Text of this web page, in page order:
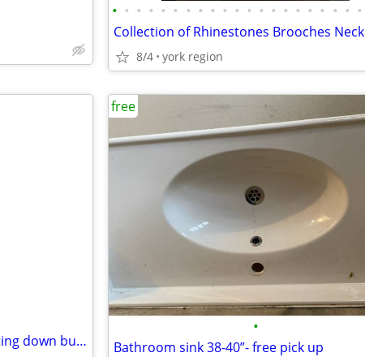
• • • • • • • • • • • • • • • • • • • • •
8/4 york region
Free computer equipment shutting down bussiness
•
Bathroom sink 38-40”- free pick up
free